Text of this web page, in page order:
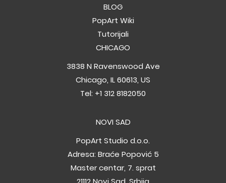
BLOG
PopArt Wiki
Tutorijali
CHICAGO
3838 N Ravenswood Ave
Chicago, IL 60613, US
Tel: +1 312 8182050
NOVI SAD
PopArt Studio d.o.o.
Adresa: Braće Popović 5
Master centar, 7. sprat